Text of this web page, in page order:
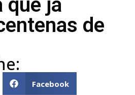
que já
de
Facebook